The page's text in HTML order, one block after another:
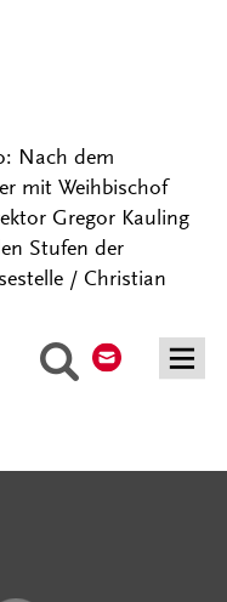
Suche
Nach dem
mit Weihbischof
Gregor Kauling
Stufen der
/ Christian